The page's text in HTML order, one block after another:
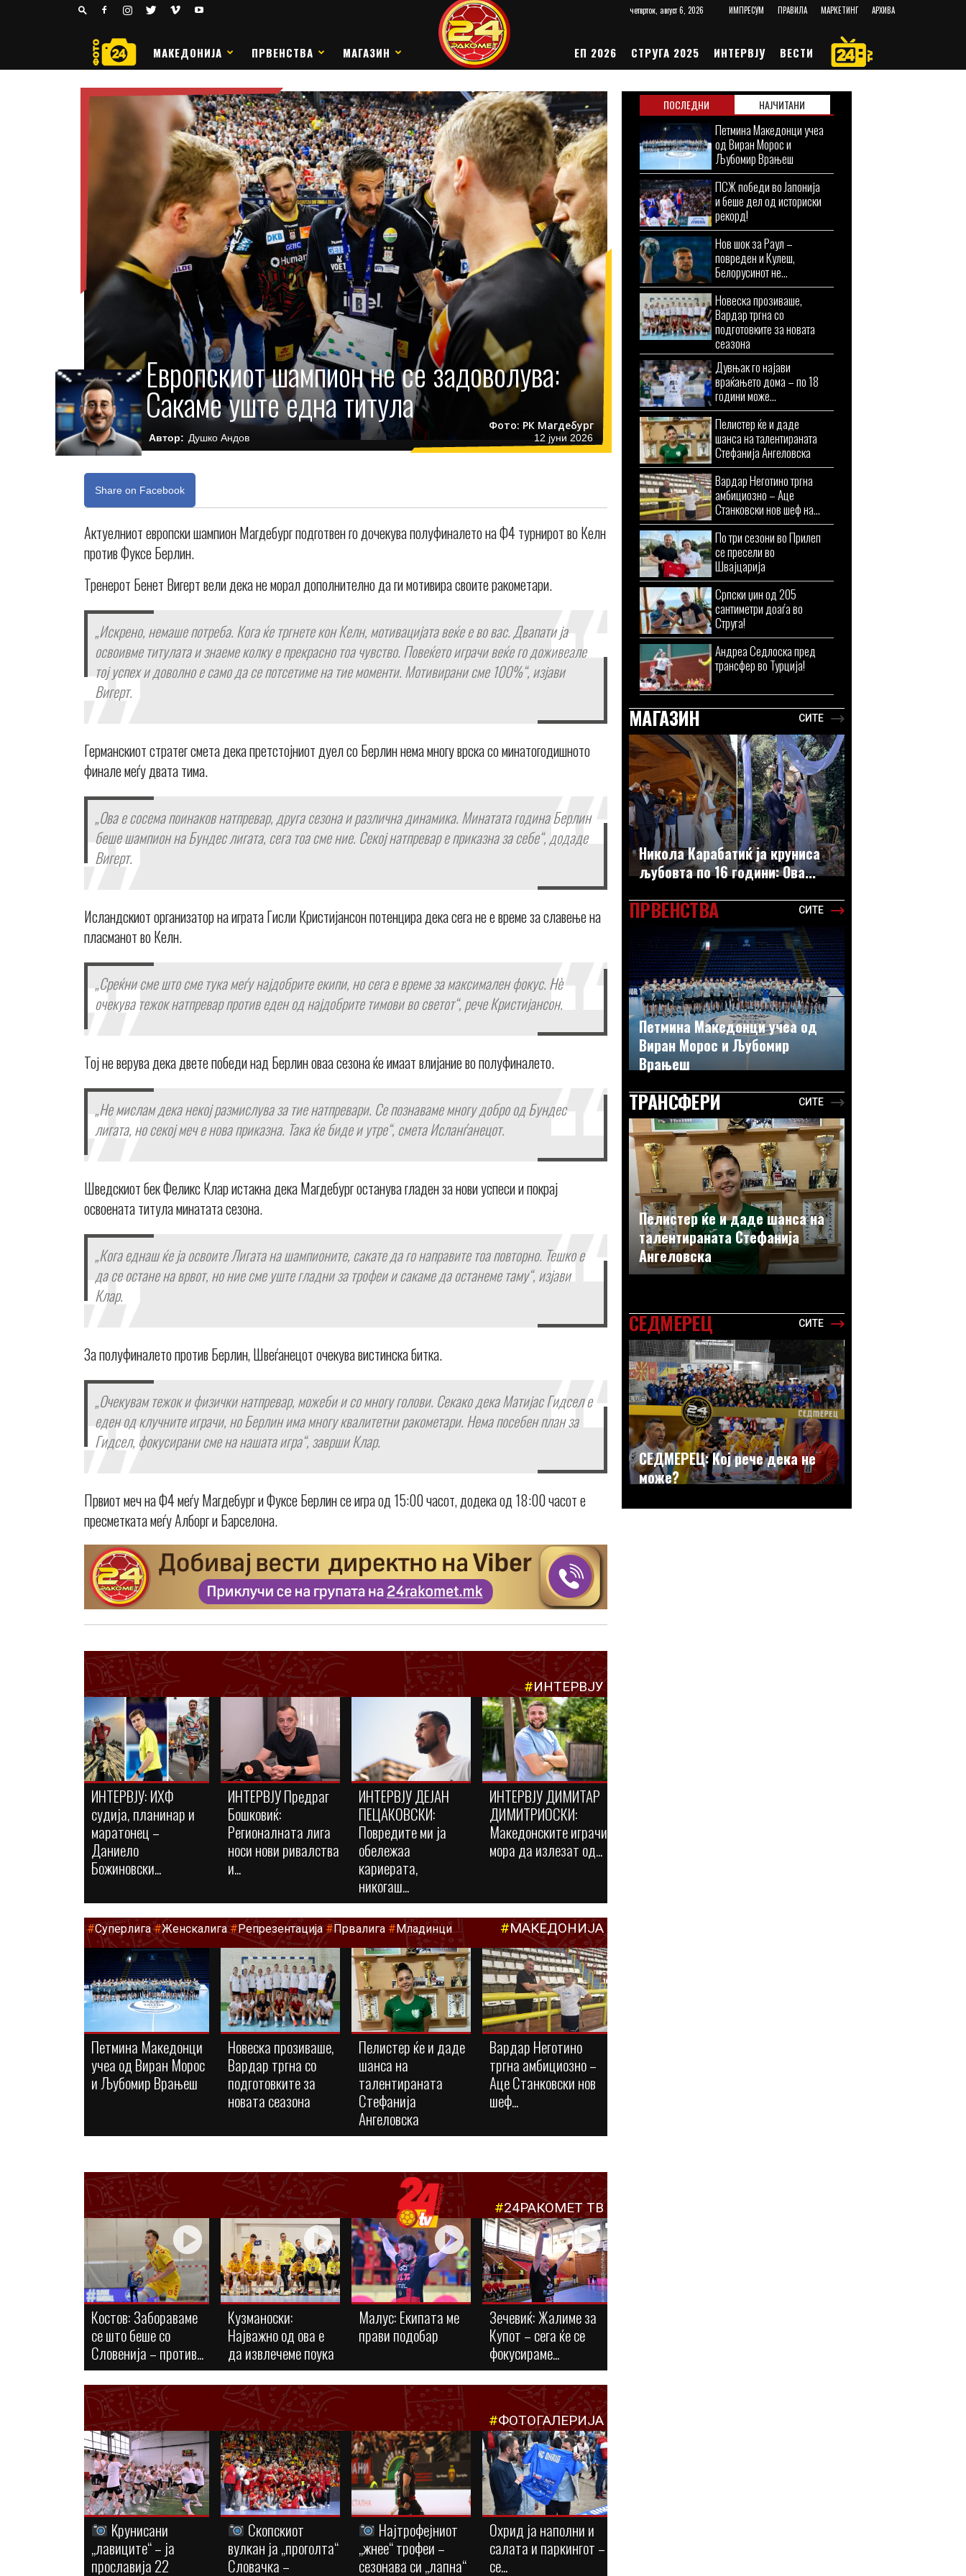
четврток, август 6, 2026 ИМПРЕСУМ ПРАВИЛА МАРКЕТИНГ АРХИВА
РАКОМЕТ
МАКЕДОНИЈА ПРВЕНСТВА МАГАЗИН ЕП 2026 СТРУГА 2025 ИНТЕРВЈУ ВЕСТИ
Европскиот шампион не се задоволува:
Сакаме уште една титула
Автор: Душко Андов 12 јуни 2026
Фото: РК Магдебург
Share on Facebook
Актуелниот европски шампион Магдебург подготвен го дочекува полуфиналето на Ф4 турнирот во Келн
против Фуксе Берлин.
Тренерот Бенет Вигерт вели дека не морал дополнително да ги мотивира своите ракометари.
„Искрено, немаше потреба. Кога ќе тргнете кон Келн, мотивацијата веќе е во вас. Двапати ја
освоивме титулата и знаеме колку е прекрасно тоа чувство. Повеќето играчи веќе го доживеале
тој успех и доволно е само да се потсетиме на тие моменти. Мотивирани сме 100%“, изјави
Вигерт.
Германскиот стратег смета дека претстојниот дуел со Берлин нема многу врска со минатогодишното
финале меѓу двата тима.
„Ова е сосема поинаков натпревар, друга сезона и различна динамика. Минатата година Берлин
беше шампион на Бундес лигата, сега тоа сме ние. Секој натпревар е приказна за себе“, додаде
Вигерт.
Исландскиот организатор на играта Гисли Кристијансон потенцира дека сега не е време за славење на
пласманот во Келн.
„Среќни сме што сме тука меѓу најдобрите екипи, но сега е време за максимален фокус. Нè
очекува тежок натпревар против еден од најдобрите тимови во светот“, рече Кристијансон.
Тој не верува дека двете победи над Берлин оваа сезона ќе имаат влијание во полуфиналето.
„Не мислам дека некој размислува за тие натпревари. Се познаваме многу добро од Бундес
лигата, но секој меч е нова приказна. Така ќе биде и утре“, смета Исланѓанецот.
Шведскиот бек Феликс Клар истакна дека Магдебург останува гладен за нови успеси и покрај
освоената титула минатата сезона.
„Кога еднаш ќе ја освоите Лигата на шампионите, сакате да го направите тоа повторно. Тешко е
да се остане на врвот, но ние сме уште гладни за трофеи и сакаме да останеме таму“, изјави
Клар.
За полуфиналето против Берлин, Швеѓанецот очекува вистинска битка.
„Очекувам тежок и физички натпревар, можеби и со многу голови. Секако дека Матијас Гидсел е
еден од клучните играчи, но Берлин има многу квалитетни ракометари. Нема посебен план за
Гидсел, фокусирани сме на нашата игра“, заврши Клар.
Првиот меч на Ф4 меѓу Магдебург и Фуксе Берлин се игра од 15:00 часот, додека од 18:00 часот е
пресметката меѓу Алборг и Барселона.
#ИНТЕРВЈУ
ИНТЕРВЈУ: ИХФ
судија, планинар и
маратонец –
Даниело
Божиновски...
ИНТЕРВЈУ Предраг
Бошковиќ:
Регионалната лига
носи нови ривалства
и...
ИНТЕРВЈУ ДЕЈАН
ПЕЦАКОВСКИ:
Повредите ми ја
обележаа
кариерата,
никогаш...
ИНТЕРВЈУ ДИМИТАР
ДИМИТРИОСКИ:
Македонските играчи
мора да излезат од...
#Суперлига #Женскалига#Репрезентација #Првалига #Младинци #МАКЕДОНИЈА
Петмина Македонци
учеа од Виран Морос
и Љубомир Врањеш
Новеска прозиваше,
Вардар тргна со
подготовките за
новата сеазона
Пелистер ќе и даде
шанса на
талентираната
Стефанија
Ангеловска
Вардар Неготино
тргна амбициозно –
Аце Станковски нов
шеф...
#24РАКОМЕТ ТВ
Костов: Забораваме
се што беше со
Словенија – против...
Кузманоски:
Најважно од ова е
да извлечеме поука
Малус: Eкипата ме
прави подобар
Зечевиќ: Жалиме за
Купот – сега ќе се
фокусираме...
#ФОТОГАЛЕРИЈА
Kрунисани
„лавиците“ – ја
прославија 22
Скопскиот
вулкан ја „проголта“
Словачка –
Најтрофејниот
„жнее“ трофеи –
сезонава си „лапна“
Охрид ја наполни и
салата и паркингот –
се...
ПОСЛЕДНИ НАЈЧИТАНИ
Петмина Македонци учеа
од Виран Морос и
Љубомир Врањеш
ПСЖ победи во Јапонија
и беше дел од историски
рекорд!
Нов шок за Раул –
повреден и Кулеш,
Белорусинот не...
Новеска прозиваше,
Вардар тргна со
подготовките за новата
сеазона
Дувњак го најави
враќањето дома – по 18
години може...
Пелистер ќе и даде
шанса на талентираната
Стефанија Ангеловска
Вардар Неготино тргна
амбициозно – Аце
Станковски нов шеф на...
По три сезони во Прилеп
се пресели во
Швајцарија
Српски џин од 205
сантиметри доаѓа во
Струга!
Андреа Седлоска пред
трансфер во Турција!
МАГАЗИН СИТЕ
Никола Карабатиќ ја круниса
љубовта по 16 години: Ова...
ПРВЕНСТВА СИТЕ
Петмина Македонци учеа од
Виран Морос и Љубомир
Врањеш
ТРАНСФЕРИ СИТЕ
Пелистер ќе и даде шанса на
талентираната Стефанија
Ангеловска
СЕДМЕРЕЦ СИТЕ
СЕДМЕРЕЦ: Кој рече дека не
може?